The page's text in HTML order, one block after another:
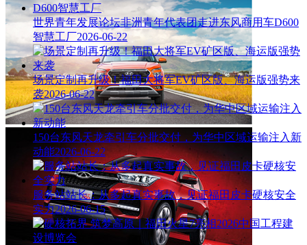
世界青年发展论坛非洲青年代表团走进东风商用车D600
智慧工厂2026-06-22
场景定制再升级！福田大将军EV矿区版、海运版强势来
袭2026-06-22
150台东风天龙牵引车分批交付，为华中区域运输注入新
动能2026-06-22
服务站站长：从多起真实事故，见证福田皮卡硬核安全
实力2026-06-15